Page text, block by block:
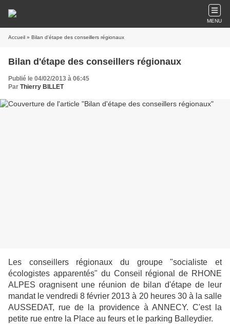
MENU
Accueil » Bilan d'étape des conseillers régionaux
Bilan d'étape des conseillers régionaux
Publié le 04/02/2013 à 06:45
Par Thierry BILLET
Les conseillers régionaux du groupe "socialiste et
écologistes apparentés" du Conseil régional de RHONE
ALPES oragnisent une réunion de bilan d'étape de leur
mandat le vendredi 8 février 2013 à 20 heures 30 à la salle
AUSSEDAT, rue de la providence à ANNECY. C'est la
petite rue entre la Place au feurs et le parking Balleydier.